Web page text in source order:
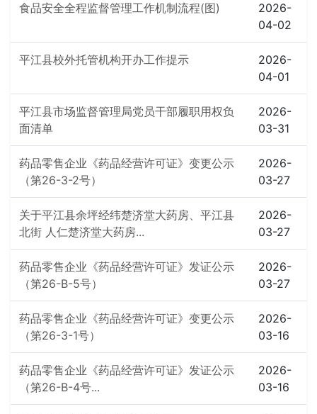
食品安全全程监督管理工作机制流程(图)
2026-
04-02
平江县校外托管机构开办工作提示
2026-
04-01
平江县市场监督管理局党员干部履职用权负
面清单
2026-
03-31
药品零售企业《药品经营许可证》变更公示
（第26-3-2号）
2026-
03-27
关于平江县余坪经纬楚济堂大药房、平江县
北街 人仁楚济堂大药房...
2026-
03-27
药品零售企业《药品经营许可证》发证公示
（第26-B-5号）
2026-
03-27
药品零售企业《药品经营许可证》变更公示
（第26-3-1号）
2026-
03-16
药品零售企业《药品经营许可证》发证公示
（第26-B-4号...
2026-
03-16